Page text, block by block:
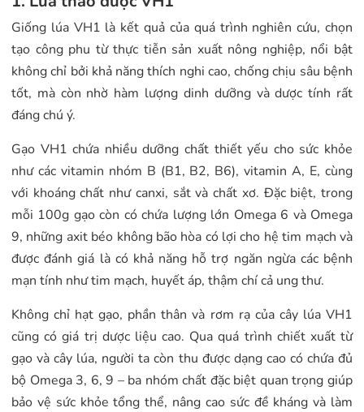
Giống lúa VH1 là kết quả của quá trình nghiên cứu, chọn
tạo công phu từ thực tiễn sản xuất nông nghiệp, nổi bật
không chỉ bởi khả năng thích nghi cao, chống chịu sâu bệnh
tốt, mà còn nhờ hàm lượng dinh dưỡng và dược tính rất
đáng chú ý.
Gạo VH1 chứa nhiều dưỡng chất thiết yếu cho sức khỏe
như các vitamin nhóm B (B1, B2, B6), vitamin A, E, cùng
với khoáng chất như canxi, sắt và chất xơ. Đặc biệt, trong
mỗi 100g gạo còn có chứa lượng lớn Omega 6 và Omega
9, những axit béo không bão hòa có lợi cho hệ tim mạch và
được đánh giá là có khả năng hỗ trợ ngăn ngừa các bệnh
mạn tính như tim mạch, huyết áp, thậm chí cả ung thư.
Không chỉ hạt gạo, phần thân và rơm rạ của cây lúa VH1
cũng có giá trị dược liệu cao. Qua quá trình chiết xuất từ
gạo và cây lúa, người ta còn thu được dạng cao có chứa đủ
bộ Omega 3, 6, 9 – ba nhóm chất đặc biệt quan trọng giúp
bảo vệ sức khỏe tổng thể, nâng cao sức đề kháng và làm